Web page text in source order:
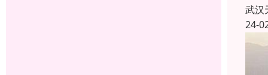
武汉
24-